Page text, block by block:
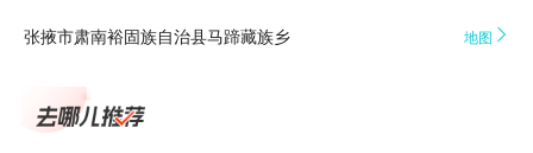
张掖市肃南裕固族自治县马蹄藏族乡 地图 